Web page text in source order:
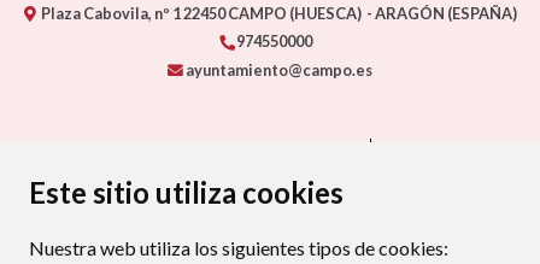
Este sitio utiliza cookies
Nuestra web utiliza los siguientes tipos de cookies:
Plaza Cabovila, nº 122450 CAMPO (HUESCA) - ARAGÓN (ESPAÑA)
974550000
ayuntamiento@campo.es
AVISO LEGAL
PROTECCIÓN DE DATOS
POLÍTICA DE COOKIES